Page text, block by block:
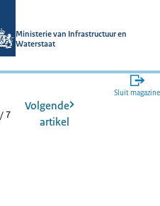
Ministerie van Infrastructuur en
Waterstaat
Sluit magazine
/ 7
Volgende
artikel